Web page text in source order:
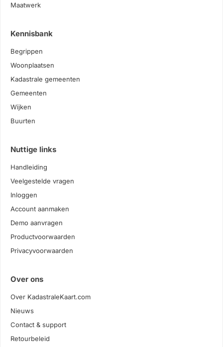
Maatwerk
Kennisbank
Begrippen
Woonplaatsen
Kadastrale gemeenten
Gemeenten
Wijken
Buurten
Nuttige links
Handleiding
Veelgestelde vragen
Inloggen
Account aanmaken
Demo aanvragen
Productvoorwaarden
Privacyvoorwaarden
Over ons
Over KadastraleKaart.com
Nieuws
Contact & support
Retourbeleid